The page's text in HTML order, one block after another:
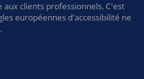
aux clients professionnels. C'est
européennes d'accessibilité ne